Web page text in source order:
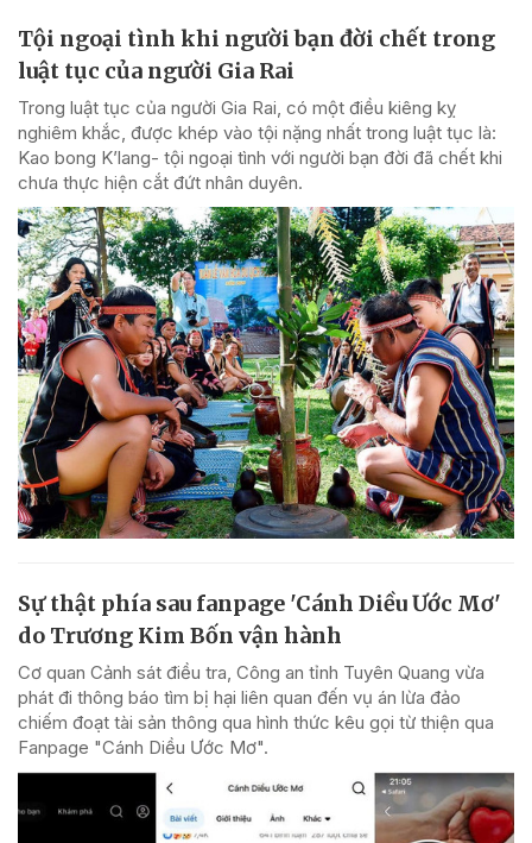
Tội ngoại tình khi người bạn đời chết trong
luật tục của người Gia Rai
Trong luật tục của người Gia Rai, có một điều kiêng kỵ
nghiêm khắc, được khép vào tội nặng nhất trong luật tục là:
Kao bong K’lang- tội ngoại tình với người bạn đời đã chết khi
chưa thực hiện cắt đứt nhân duyên.
Sự thật phía sau fanpage 'Cánh Diều Ước Mơ'
do Trương Kim Bốn vận hành
Cơ quan Cảnh sát điều tra, Công an tỉnh Tuyên Quang vừa
phát đi thông báo tìm bị hại liên quan đến vụ án lừa đảo
chiếm đoạt tài sản thông qua hình thức kêu gọi từ thiện qua
Fanpage "Cánh Diều Ước Mơ".